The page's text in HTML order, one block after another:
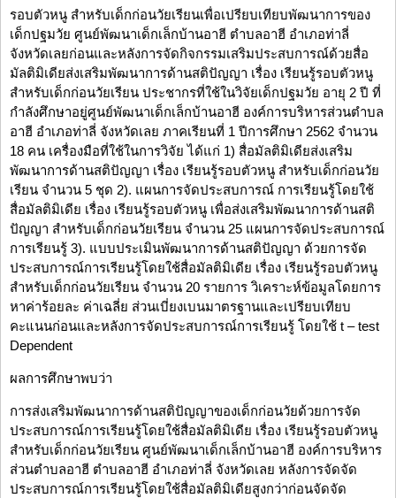
รอบตัวหนู สำหรับเด็กก่อนวัยเรียนเพื่อเปรียบเทียบพัฒนาการของ
เด็กปฐมวัย ศูนย์พัฒนาเด็กเล็กบ้านอาฮี ตำบลอาฮี อำเภอท่าลี่
จังหวัดเลยก่อนและหลังการจัดกิจกรรมเสริมประสบการณ์ด้วยสื่อ
มัลติมิเดียส่งเสริมพัฒนาการด้านสติปัญญา เรื่อง เรียนรู้รอบตัวหนู
สำหรับเด็กก่อนวัยเรียน ประชากรที่ใช้ในวิจัยเด็กปฐมวัย อายุ 2 ปี ที่
กำลังศึกษาอยู่ศูนย์พัฒนาเด็กเล็กบ้านอาฮี องค์การบริหารส่วนตำบล
อาฮี อำเภอท่าลี่ จังหวัดเลย ภาคเรียนที่ 1 ปีการศึกษา 2562 จำนวน
18 คน เครื่องมือที่ใช้ในการวิจัย ได้แก่ 1) สื่อมัลติมิเดียส่งเสริม
พัฒนาการด้านสติปัญญา เรื่อง เรียนรู้รอบตัวหนู สำหรับเด็กก่อนวัย
เรียน จำนวน 5 ชุด 2). แผนการจัดประสบการณ์ การเรียนรู้โดยใช้
สื่อมัลติมิเดีย เรื่อง เรียนรู้รอบตัวหนู เพื่อส่งเสริมพัฒนาการด้านสติ
ปัญญา สำหรับเด็กก่อนวัยเรียน จำนวน 25 แผนการจัดประสบการณ์
การเรียนรู้ 3). แบบประเมินพัฒนาการด้านสติปัญญา ด้วยการจัด
ประสบการณ์การเรียนรู้โดยใช้สื่อมัลติมิเดีย เรื่อง เรียนรู้รอบตัวหนู
สำหรับเด็กก่อนวัยเรียน จำนวน 20 รายการ วิเคราะห์ข้อมูลโดยการ
หาค่าร้อยละ ค่าเฉลี่ย ส่วนเบี่ยงเบนมาตรฐานและเปรียบเทียบ
คะแนนก่อนและหลังการจัดประสบการณ์การเรียนรู้ โดยใช้ t – test
Dependent
ผลการศึกษาพบว่า
การส่งเสริมพัฒนาการด้านสติปัญญาของเด็กก่อนวัยด้วยการจัด
ประสบการณ์การเรียนรู้โดยใช้สื่อมัลติมิเดีย เรื่อง เรียนรู้รอบตัวหนู
สำหรับเด็กก่อนวัยเรียน ศูนย์พัฒนาเด็กเล็กบ้านอาฮี องค์การบริหาร
ส่วนตำบลอาฮี ตำบลอาฮี อำเภอท่าลี่ จังหวัดเลย หลังการจัดจัด
ประสบการณ์การเรียนรู้โดยใช้สื่อมัลติมิเดียสูงกว่าก่อนจัดจัด